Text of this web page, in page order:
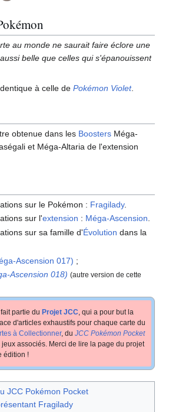
au monde ne saurait faire éclore une
belle que celles qui s'épanouissent
à celle de Pokémon Violet.
obtenue dans les Boosters Méga-
et Méga-Altaria de l'extension
sur le Pokémon : Fragilady.
sur l'extension : Méga-Ascension.
sur sa famille d'Évolution dans la
Ascension 017) ;
Ascension 018) (autre version de cette
partie du Projet JCC, qui a pour but la
d'articles exhaustifs pour chaque carte du
à Collectionner, du JCC Pokémon Pocket
jeux associés. Merci de lire la page du projet
édition !
JCC Pokémon Pocket
Fragilady